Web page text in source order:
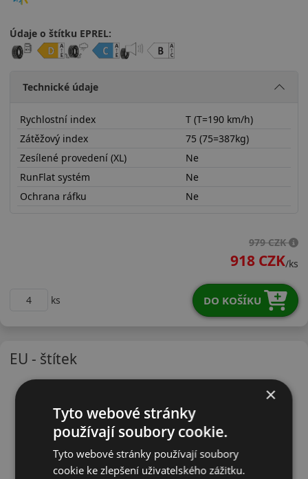
Údaje o štítku EPREL:
Technické údaje
Rychlostní index
T (T=190 km/h)
Zátěžový index
75 (75=387kg)
Zesílené provedení (XL)
Ne
RunFlat systém
Ne
Ochrana ráfku
Ne
979 CZK
918 CZK/ks
ks DO KOŠÍKU
EU - štítek
×
Tyto webové stránky
používají soubory cookie.
Tyto webové stránky používají soubory
cookie ke zlepšení uživatelského zážitku.